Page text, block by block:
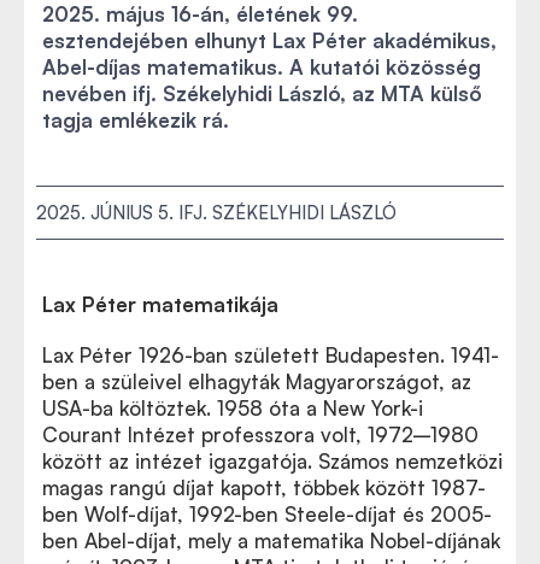
2025. május 16-án, életének 99.
esztendejében elhunyt Lax Péter akadémikus,
Abel-díjas matematikus. A kutatói közösség
nevében ifj. Székelyhidi László, az MTA külső
tagja emlékezik rá.
2025. JÚNIUS 5. IFJ. SZÉKELYHIDI LÁSZLÓ
Lax Péter matematikája
Lax Péter 1926-ban született Budapesten. 1941-
ben a szüleivel elhagyták Magyarországot, az
USA-ba költöztek. 1958 óta a New York-i
Courant Intézet professzora volt, 1972–1980
között az intézet igazgatója. Számos nemzetközi
magas rangú díjat kapott, többek között 1987-
ben Wolf-díjat, 1992-ben Steele-díjat és 2005-
ben Abel-díjat, mely a matematika Nobel-díjának